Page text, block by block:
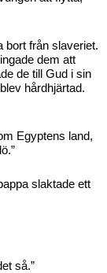
bort från slaveriet.
dem att
de till Gud i sin
hårdhjärtad.
Egyptens land,
slaktade ett
så.”